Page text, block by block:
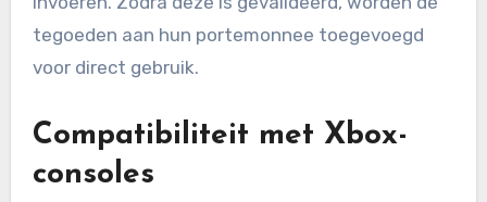
tegoeden aan hun portemonnee toegevoegd
voor direct gebruik.
Compatibiliteit met Xbox-
consoles